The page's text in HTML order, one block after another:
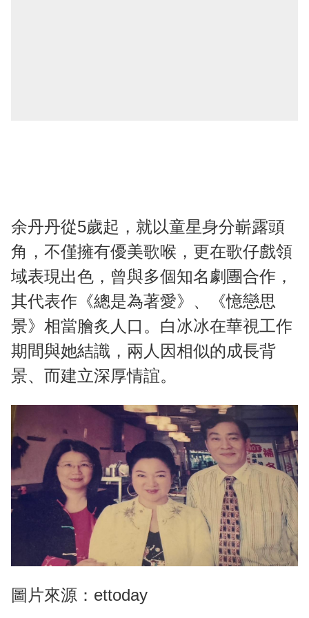
余丹丹從5歲起，就以童星身分嶄露頭
角，不僅擁有優美歌喉，更在歌仔戲領
域表現出色，曾與多個知名劇團合作，
其代表作《總是為著愛》、《憶戀思
景》相當膾炙人口。白冰冰在華視工作
期間與她結識，兩人因相似的成長背
景、而建立深厚情誼。
圖片來源：ettoday